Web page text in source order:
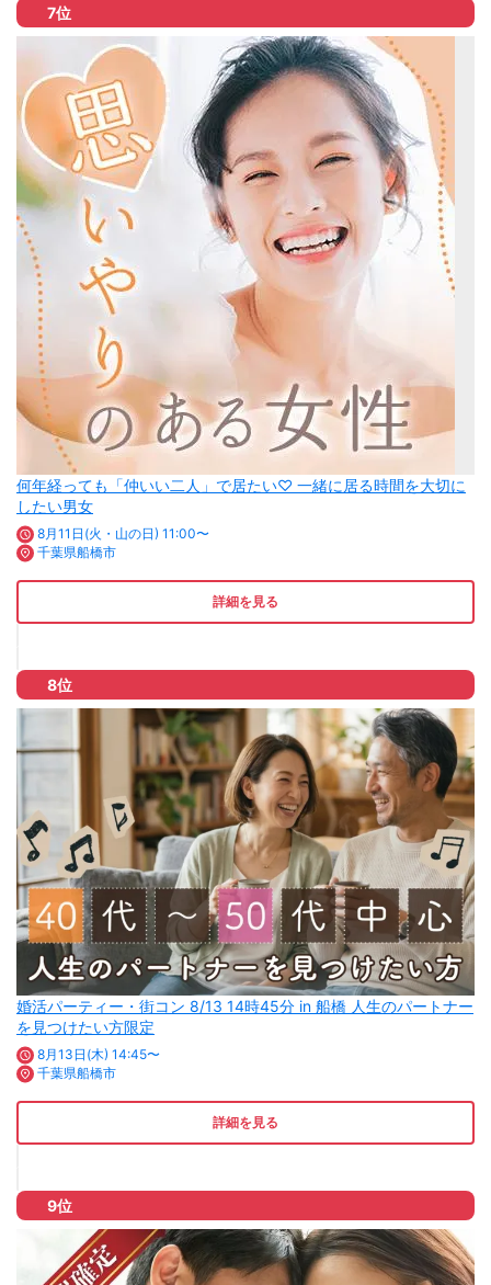
7位
何年経っても「仲いい二人」で居たい♡ 一緒に居る時間を大切に
したい男女
8月11日(火・山の日) 11:00〜
千葉県船橋市
詳細を見る
8位
婚活パーティー・街コン 8/13 14時45分 in 船橋 人生のパートナー
を見つけたい方限定
8月13日(木) 14:45〜
千葉県船橋市
詳細を見る
9位